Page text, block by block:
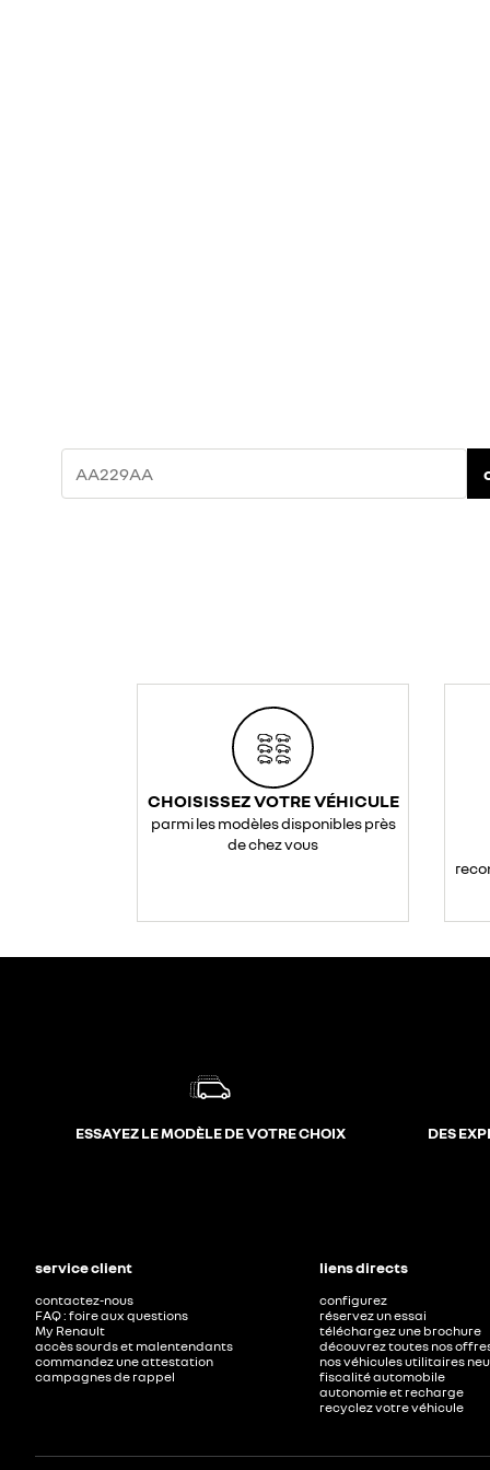
CHOISISSEZ VOTRE VÉHICULE
parmi les modèles disponibles près
de chez vous
ESSAYEZ LE MODÈLE DE VOTRE CHOIX DES
service client
contactez-nous
FAQ : foire aux questions
My Renault
accès sourds et malentendants
commandez une attestation
campagnes de rappel
liens directs
configurez
réservez un essai
téléchargez une brochure
découvrez toutes nos
nos véhicules utilitaires
fiscalité automobile
autonomie et recharge
recyclez votre véhicule